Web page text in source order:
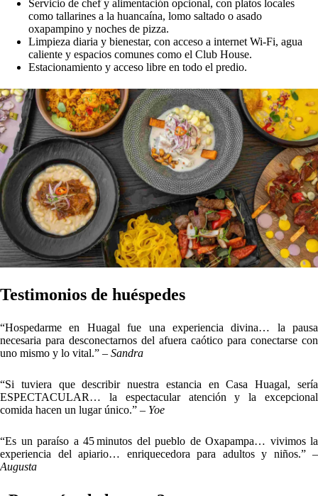
“Hospedarme en Huagal fue una experiencia divina… la pausa
necesaria para desconectarnos del afuera caótico para conectarse con
uno mismo y lo vital.” –Sandra
“Si tuviera que describir nuestra estancia en Casa Huagal, sería
comida hacen un lugar único.” –Yoe
“Es un paraíso a 45 minutos del pueblo de Oxapampa… vivimos la
experiencia del apiario… enriquecedora para adultos y niños.” –
Augusta
¿Por qué vale la pena?
Ubicación privilegiada: en la selva alta, con clima húmedo
templado y lluvioso (15–25 °C, 3000–3400 mm anuales).
Sostenibilidad: arquitectura eco‑sostenible, conservación activa
y respeto al bosque.
Experiencias completas: naturaleza, bienestar, aventura y
Hospitalidad cálida
: atención personalizada, con traslados
desde Oxapampa y un staff comprometido.